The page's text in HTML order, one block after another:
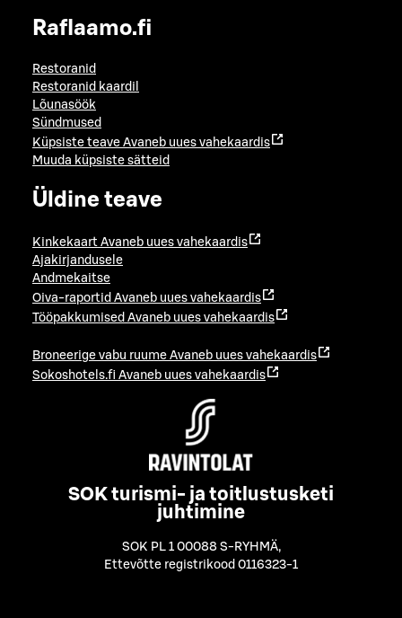
Raflaamo.fi
Restoranid
Restoranid kaardil
Lõunasöök
Sündmused
Küpsiste teave Avaneb uues vahekaardis
Muuda küpsiste sätteid
Üldine teave
Kinkekaart Avaneb uues vahekaardis
Ajakirjandusele
Andmekaitse
Oiva-raportid Avaneb uues vahekaardis
Tööpakkumised Avaneb uues vahekaardis
Broneerige vabu ruume Avaneb uues vahekaardis
Sokoshotels.fi Avaneb uues vahekaardis
SOK turismi- ja toitlustusketi
juhtimine
SOK PL 1 00088 S-RYHMÄ,
Ettevõtte registrikood 0116323-1